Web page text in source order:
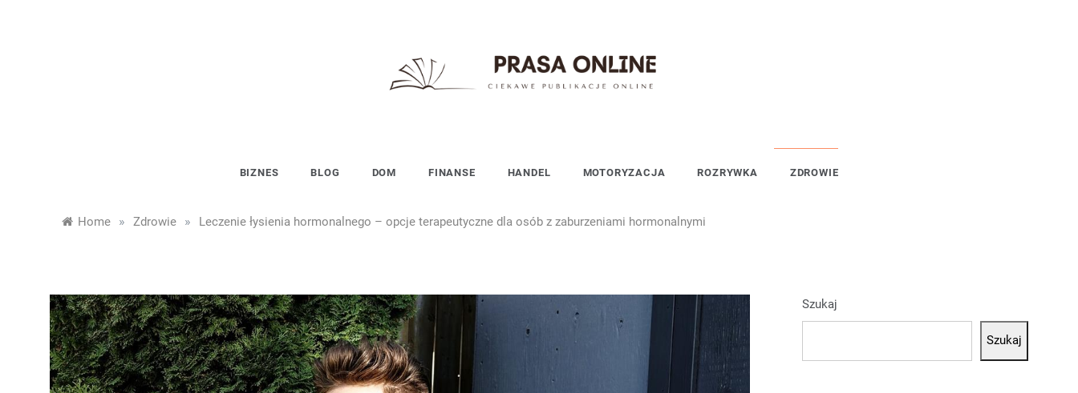
BIZNES BLOG DOM FINANSE HANDEL MOTORYZACJA ROZRYWKA ZDROWIE
Home » Zdrowie » Leczenie łysienia hormonalnego – opcje terapeutyczne dla osób z zaburzeniami hormonalnymi
Szukaj
Szukaj